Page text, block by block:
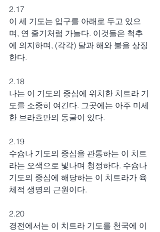
2.17
이 세 기도는 입구를 아래로 두고 있으
며, 연 줄기처럼 가늘다. 이것들은 척추
에 의지하며, (각각) 달과 해와 불을 상징
한다.
2.18
나는 이 기도의 중심에 위치한 치트라 기
도를 소중히 여긴다. 그곳에는 아주 미세
한 브라흐만의 동굴이 있다.
2.19
수슘나 기도의 중심을 관통하는 이 치트
라는 오색으로 빛나며 청정하다. 수슘나
기도의 중심에 해당하는 이 치트라가 육
체적 생명의 근원이다.
2.20
경전에서는 이 치트라 기도를 천국에 이